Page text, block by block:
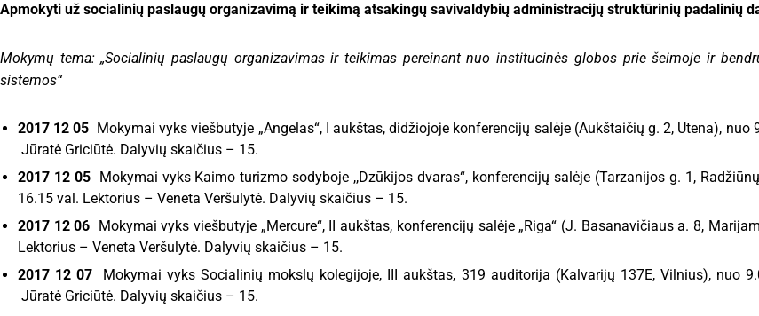
Apmokyti už socialinių paslaugų organizavimą ir teikimą atsakingų savivaldybių administracijų struktūrinių padalinių
Mokymų tema: „Socialinių paslaugų organizavimas ir teikimas pereinant nuo institucinės globos prie šeimoje ir
sistemos“
2017 12 05 Mokymai vyks viešbutyje „Angelas“, I aukštas, didžiojoje konferencijų salėje (Aukštaičių g. 2, Utena),
Jūratė Griciūtė. Dalyvių skaičius – 15.
2017 12 05 Mokymai vyks Kaimo turizmo sodyboje ,,Dzūkijos dvaras“, konferencijų salėje (Tarzanijos g. 1,
16.15 val. Lektorius – Veneta Veršulytė. Dalyvių skaičius – 15.
2017 12 06 Mokymai vyks viešbutyje „Mercure“, II aukštas, konferencijų salėje „Riga“ (J. Basanavičiaus a. 8,
Lektorius – Veneta Veršulytė. Dalyvių skaičius – 15.
2017 12 07 Mokymai vyks Socialinių mokslų kolegijoje, III aukštas, 319 auditorija (Kalvarijų 137E, Vilnius), nuo
Jūratė Griciūtė. Dalyvių skaičius – 15.